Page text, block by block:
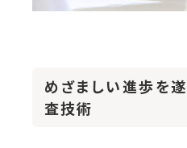
めざましい進歩を
査技術